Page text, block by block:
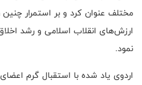
مختلف عنوان کرد و بر استمرار
ارزش‌های انقلاب اسلامی و رشد
نمود.
اردوی یاد شده با استقبال گرم اعضای